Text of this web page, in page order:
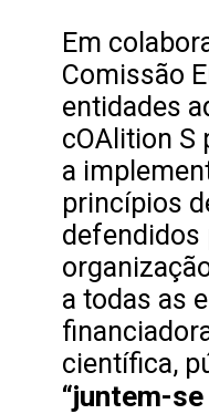
Em
Comissão
entidades
cOAlition S
a
princípios
defendidos
a todas as
científica,
“juntem-